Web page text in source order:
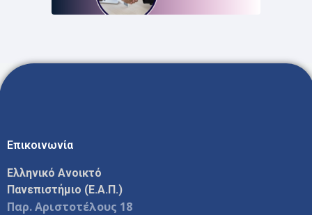
Επικοινωνία
Ελληνικό Ανοικτό
Πανεπιστήμιο (Ε.Α.Π.)
Παρ. Αριστοτέλους 18